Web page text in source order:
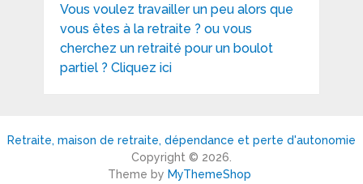
Vous voulez travailler un peu alors que
vous êtes à la retraite ? ou vous
cherchez un retraité pour un boulot
partiel ? Cliquez ici
Retraite, maison de retraite, dépendance et perte d'autonomie
Copyright © 2026.
Theme byMyThemeShop